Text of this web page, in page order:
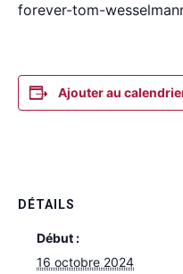
forever-tom-
Ajouter au
DÉTAILS
Début :
16 octobre 2024